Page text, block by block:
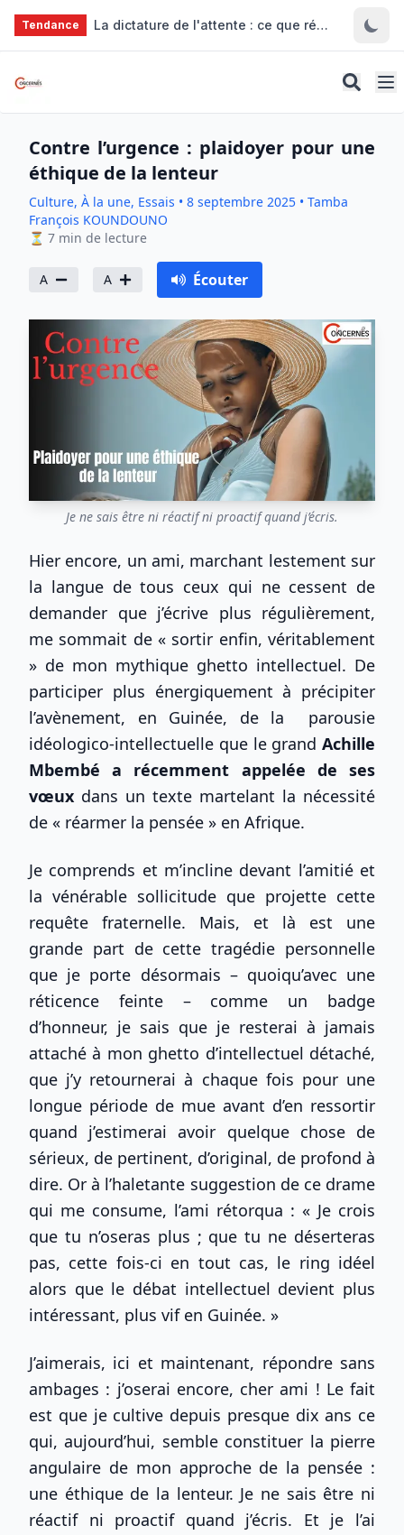
Aller au contenu principal
Tendance La dictature de l'attente : ce que révèlent les files d'essence à Bamako
Contre l’urgence : plaidoyer pour une
éthique de la lenteur
Culture, À la une, Essais • 8 septembre 2025 • Tamba
François KOUNDOUNO
⏳ 7 min de lecture
A A Écouter
Je ne sais être ni réactif ni proactif quand j’écris.
Hier encore, un ami, marchant lestement sur
la langue de tous ceux qui ne cessent de
demander que j’écrive plus régulièrement,
me sommait de « sortir enfin, véritablement
» de mon mythique ghetto intellectuel. De
participer plus énergiquement à précipiter
l’avènement, en Guinée, de la parousie
idéologico-intellectuelle que le grand Achille
Mbembé a récemment appelée de ses
vœux dans un texte martelant la nécessité
de « réarmer la pensée » en Afrique.
Je comprends et m’incline devant l’amitié et
la vénérable sollicitude que projette cette
requête fraternelle. Mais, et là est une
grande part de cette tragédie personnelle
que je porte désormais – quoiqu’avec une
réticence feinte – comme un badge
d’honneur, je sais que je resterai à jamais
attaché à mon ghetto d’intellectuel détaché,
que j’y retournerai à chaque fois pour une
longue période de mue avant d’en ressortir
quand j’estimerai avoir quelque chose de
sérieux, de pertinent, d’original, de profond à
dire. Or à l’haletante suggestion de ce drame
qui me consume, l’ami rétorqua : « Je crois
que tu n’oseras plus ; que tu ne déserteras
pas, cette fois-ci en tout cas, le ring idéel
alors que le débat intellectuel devient plus
intéressant, plus vif en Guinée. »
J’aimerais, ici et maintenant, répondre sans
ambages : j’oserai encore, cher ami ! Le fait
est que je cultive depuis presque dix ans ce
qui, aujourd’hui, semble constituer la pierre
angulaire de mon approche de la pensée :
une éthique de la lenteur. Je ne sais être ni
réactif ni proactif quand j’écris. Et je l’ai